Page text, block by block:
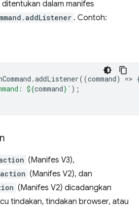
dalam manifes
. Contoh:
.addListener((command) =>
${command} ` );
(Manifes V3),
(Manifes V2), dan
(Manifes V2) dicadangkan
tindakan, tindakan browser, atau